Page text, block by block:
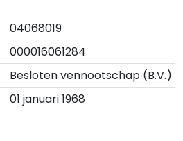
04068019
000016061284
Besloten vennootschap (B.V.)
01 januari 1968